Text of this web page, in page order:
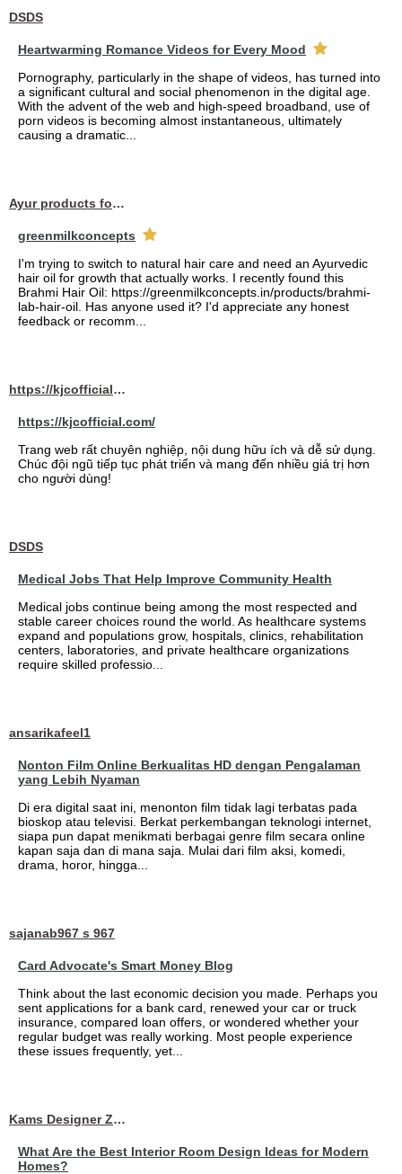
DSDS
Heartwarming Romance Videos for Every Mood
Pornography, particularly in the shape of videos, has turned into
a significant cultural and social phenomenon in the digital age.
With the advent of the web and high-speed broadband, use of
porn videos is becoming almost instantaneous, ultimately
causing a dramatic...
Ayur products for hair
greenmilkconcepts
I'm trying to switch to natural hair care and need an Ayurvedic
hair oil for growth that actually works. I recently found this
Brahmi Hair Oil: https://greenmilkconcepts.in/products/brahmi-
lab-hair-oil. Has anyone used it? I'd appreciate any honest
feedback or recomm...
https://kjcofficial.com/
https://kjcofficial.com/
Trang web rất chuyên nghiệp, nội dung hữu ích và dễ sử dụng.
Chúc đội ngũ tiếp tục phát triển và mang đến nhiều giá trị hơn
cho người dùng!
DSDS
Medical Jobs That Help Improve Community Health
Medical jobs continue being among the most respected and
stable career choices round the world. As healthcare systems
expand and populations grow, hospitals, clinics, rehabilitation
centers, laboratories, and private healthcare organizations
require skilled professio...
ansarikafeel1
Nonton Film Online Berkualitas HD dengan Pengalaman
yang Lebih Nyaman
Di era digital saat ini, menonton film tidak lagi terbatas pada
bioskop atau televisi. Berkat perkembangan teknologi internet,
siapa pun dapat menikmati berbagai genre film secara online
kapan saja dan di mana saja. Mulai dari film aksi, komedi,
drama, horor, hingga...
sajanab967 s 967
Card Advocate's Smart Money Blog
Think about the last economic decision you made. Perhaps you
sent applications for a bank card, renewed your car or truck
insurance, compared loan offers, or wondered whether your
regular budget was really working. Most people experience
these issues frequently, yet...
Kams Designer Zone
What Are the Best Interior Room Design Ideas for Modern
Homes?